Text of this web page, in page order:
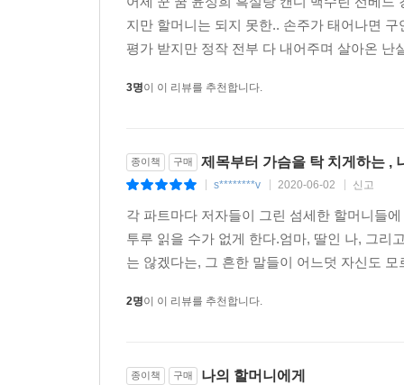
지만 할머니는 되지 못한.. 손주가 태어나면
평가 받지만 정작 전부 다 내어주며 살아온
3명이 이 리뷰를 추천합니다.
종이책 구매 제목부터 가슴을 탁 치게하는 ,
s********v 2020-06-02 신고
각 파트마다 저자들이 그린 섬세한 할머니들
투루 읽을 수가 없게 한다.엄마, 딸인 나, 그리
는 않겠다는, 그 흔한 말들이 어느덧 자신도
2명이 이 리뷰를 추천합니다.
종이책 구매 나의 할머니에게